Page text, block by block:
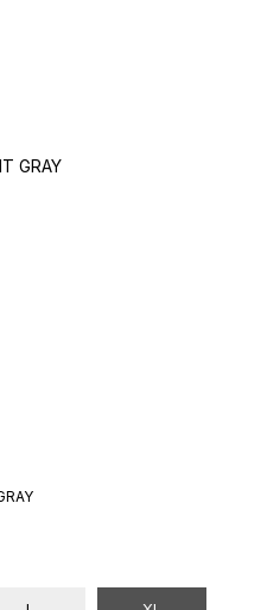
GRAY